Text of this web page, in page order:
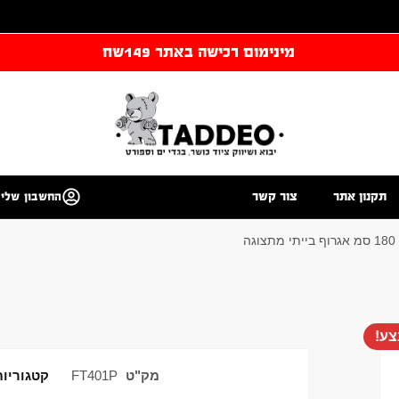
מינימום רכישה באתר 149שח
תקנון אתר צור קשר החשבון שלי
מק"ט FT401P